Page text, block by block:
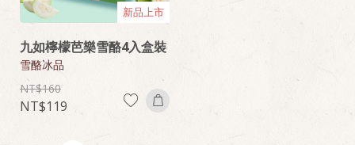
新品上市
九如檸檬芭樂雪酪4入盒裝
雪酪冰品
160
119